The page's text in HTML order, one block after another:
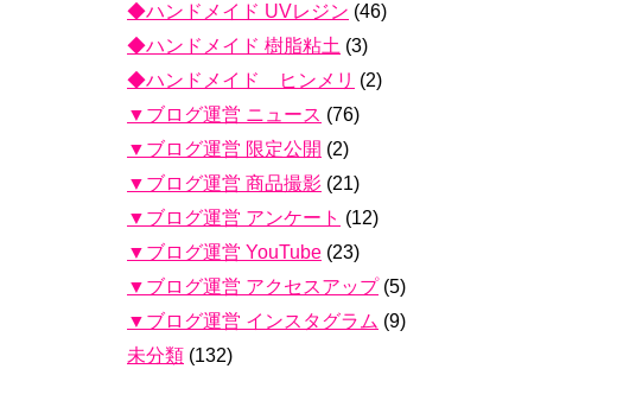
◆ハンドメイド UVレジン (46)
◆ハンドメイド 樹脂粘土 (3)
◆ハンドメイド ヒンメリ (2)
▼ブログ運営 ニュース (76)
▼ブログ運営 限定公開 (2)
▼ブログ運営 商品撮影 (21)
▼ブログ運営 アンケート (12)
▼ブログ運営 YouTube (23)
▼ブログ運営 アクセスアップ(5)
▼ブログ運営 インスタグラム (9)
未分類 (132)